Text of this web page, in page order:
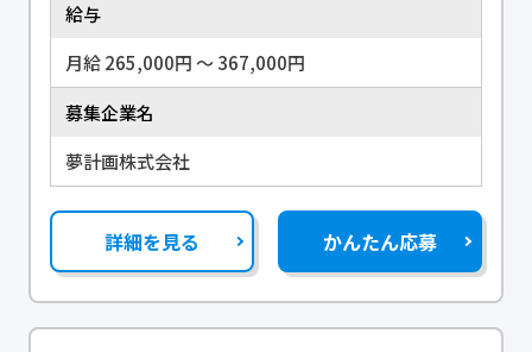
給与
月給 265,000円 〜 367,000円
募集企業名
夢計画株式会社
詳細を見る かんたん応募